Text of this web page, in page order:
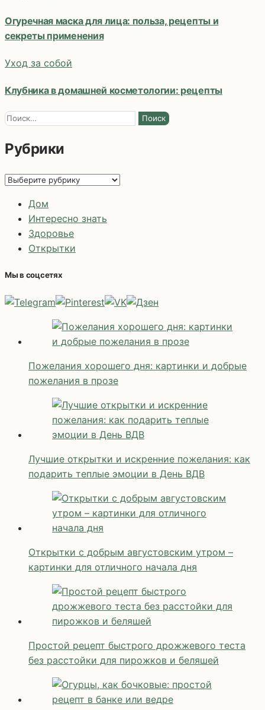
Огуречная маска для лица: польза, рецепты и
секреты применения
Уход за собой
Клубника в домашней косметологии: рецепты
Найти:
Рубрики
Рубрики
Дом
Интересно знать
Здоровье
Открытки
Мы в соцсетях
Пожелания хорошего дня: картинки и добрые
пожелания в прозе
Лучшие открытки и искренние пожелания: как
подарить теплые эмоции в День ВДВ
Открытки с добрым августовским утром –
картинки для отличного начала дня
Простой рецепт быстрого дрожжевого теста
без расстойки для пирожков и беляшей